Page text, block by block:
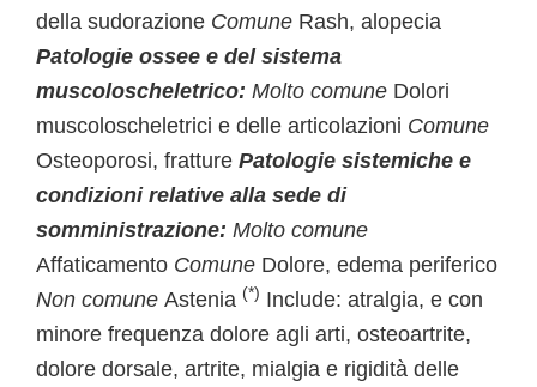
della sudorazione Comune Rash, alopecia
Patologie ossee e del sistema
muscoloscheletrico: Molto comune Dolori
muscoloscheletrici e delle articolazioni Comune
Osteoporosi, fratture Patologie sistemiche e
condizioni relative alla sede di
somministrazione: Molto comune
Affaticamento Comune Dolore, edema periferico
Non comune Astenia (*) Include: atralgia, e con
minore frequenza dolore agli arti, osteoartrite,
dolore dorsale, artrite, mialgia e rigidità delle